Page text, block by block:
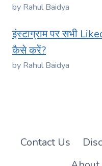
by Rahul Baidya
इंस्टाग्राम पर सभी
कैसे करें?
by Rahul Baidya
Contact Us